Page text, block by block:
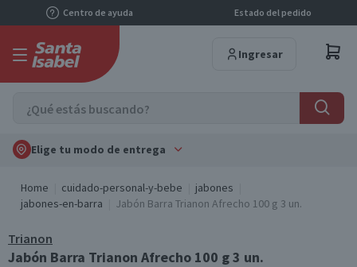
Centro de ayuda Estado del pedido
Ingresar
Elige tu modo de entrega
Home cuidado-personal-y-bebe
jabones
jabones-en-barra
Jabón Barra Trianon Afrecho 100 g 3 un.
Trianon
Jabón Barra Trianon Afrecho 100 g 3 un.